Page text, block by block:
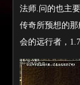
法师.问的也主
传奇所预想的
会的远行者，